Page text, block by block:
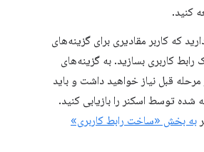
کنید.
که کاربر مقادیری برای گزینه‌های
رابط کاربری بسازید. به گزینه‌های
مرحله قبل نیاز خواهید داشت و باید
شده توسط اسکنر را بازیابی کنید.
به بخش «ساخت رابط کاربری»